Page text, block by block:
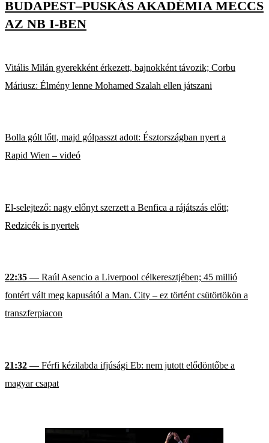
BUDAPEST–PUSKÁS AKADÉMIA MECCS
AZ NB I-BEN
Vitális Milán gyerekként érkezett, bajnokként távozik; Corbu
Máriusz: Élmény lenne Mohamed Szalah ellen játszani
Bolla gólt lőtt, majd gólpasszt adott: Észtországban nyert a
Rapid Wien – videó
El-selejtező: nagy előnyt szerzett a Benfica a rájátszás előtt;
Redzicék is nyertek
22:35 — Raúl Asencio a Liverpool célkeresztjében; 45 millió
fontért vált meg kapusától a Man. City – ez történt csütörtökön a
transzferpiacon
21:32 — Férfi kézilabda ifjúsági Eb: nem jutott elődöntőbe a
magyar csapat